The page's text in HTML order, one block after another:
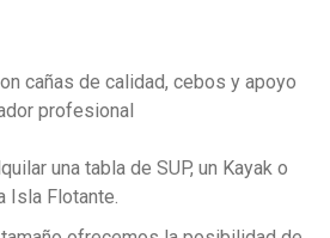
cañas de calidad, cebos y apoyo
profesional
una tabla de SUP, un Kayak o
Isla Flotante.